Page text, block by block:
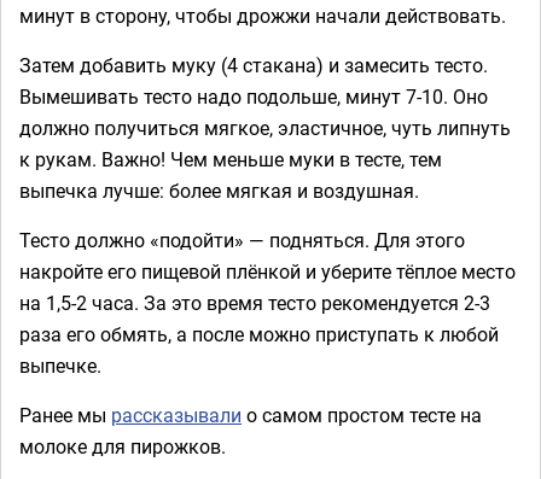
минут в сторону, чтобы дрожжи начали действовать.
Затем добавить муку (4 стакана) и замесить тесто.
Вымешивать тесто надо подольше, минут 7-10. Оно
должно получиться мягкое, эластичное, чуть липнуть
к рукам. Важно! Чем меньше муки в тесте, тем
выпечка лучше: более мягкая и воздушная.
Тесто должно «подойти» — подняться. Для этого
накройте его пищевой плёнкой и уберите тёплое место
на 1,5-2 часа. За это время тесто рекомендуется 2-3
раза его обмять, а после можно приступать к любой
выпечке.
Ранее мы рассказывали о самом простом тесте на
молоке для пирожков.